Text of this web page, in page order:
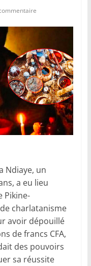
Ndiaye, un
a eu lieu
Pikine-
charlatanisme
avoir dépouillé
de francs CFA,
des pouvoirs
sa réussite